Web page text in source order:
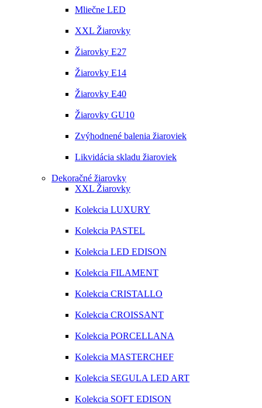
Mliečne LED
XXL Žiarovky
Žiarovky E27
Žiarovky E14
Žiarovky E40
Žiarovky GU10
Zvýhodnené balenia žiaroviek
Likvidácia skladu žiaroviek
Dekoračné žiarovky
XXL Žiarovky
Kolekcia LUXURY
Kolekcia PASTEL
Kolekcia LED EDISON
Kolekcia FILAMENT
Kolekcia CRISTALLO
Kolekcia CROISSANT
Kolekcia PORCELLANA
Kolekcia MASTERCHEF
Kolekcia SEGULA LED ART
Kolekcia SOFT EDISON